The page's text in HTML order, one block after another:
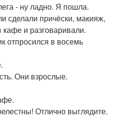
- ну ладно. Я пошла.
сделали причёски, макияж,
и разговаривали.
отпросился в восемь
Они взрослые.
Отлично выглядите.